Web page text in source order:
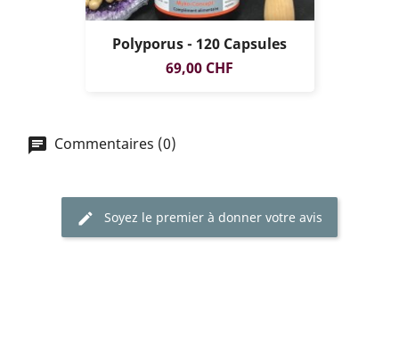
Polyporus - 120 Capsules
Prix
69,00 CHF
Commentaires (0)
Soyez le premier à donner votre avis